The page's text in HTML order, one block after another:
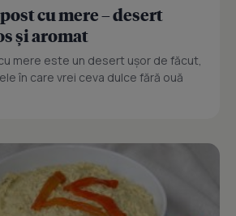
cu mere – desert
și aromat
mere este un desert ușor de făcut,
în care vrei ceva dulce fără ouă